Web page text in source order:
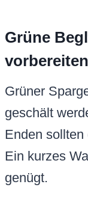
Grüne
vorbereiten
Grüner
geschält
Enden sollten
Ein kurzes
genügt.